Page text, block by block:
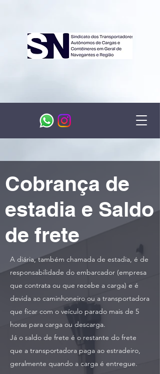
Cobrança de
estadia e Saldo
de frete
A diária, também chamada de estadia, é de
responsabilidade do embarcador (empresa
que contrata ou que recebe a carga) e é
devida ao caminhoneiro ou a transportadora
que ficar com o veículo parado mais de 5
horas para carga ou descarga.
Já o saldo de frete é o restante do frete
que a transportadora paga ao estradeiro,
geralmente quando a carga é entregue.